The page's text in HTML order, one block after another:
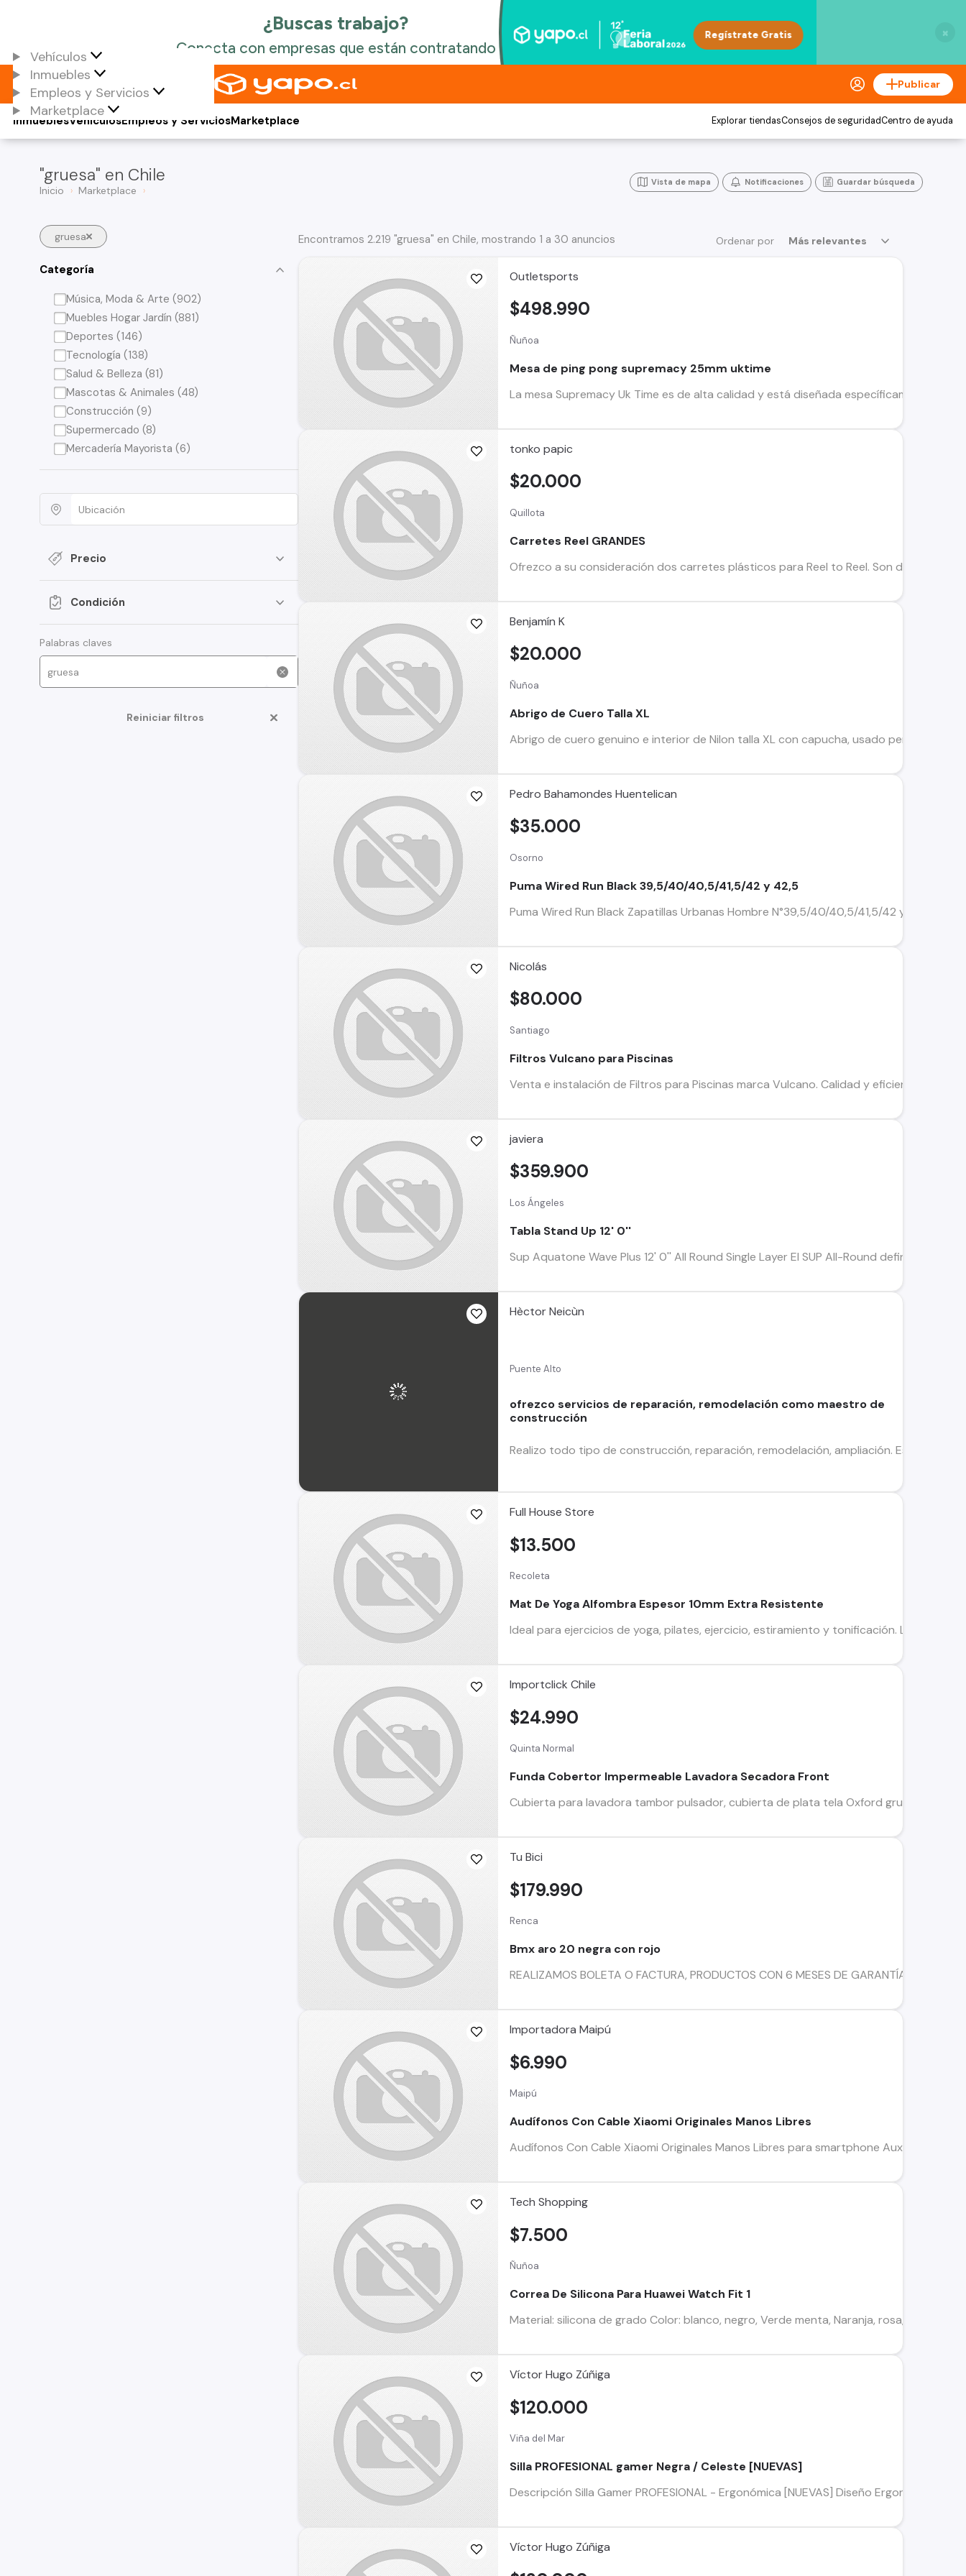
×
Vehículos
Inmuebles
Empleos y Servicios
Marketplace
Publicar
Vehículos
Inmuebles Empleos y ServiciosMarketplace Explorar tiendasConsejos de seguridadCentro de ayuda
"gruesa" en Chile
Inicio Marketplace
Vista de mapa Notificaciones Guardar búsqueda
gruesa
Categoría
Música, Moda & Arte (902)
Muebles Hogar Jardín (881)
Deportes (146)
Tecnología (138)
Salud & Belleza (81)
Mascotas & Animales (48)
Construcción (9)
Supermercado (8)
Mercadería Mayorista (6)
Precio
Condición
Palabras claves
Reiniciar filtros
Ordenar por Más relevantes
Encontramos 2.219 "gruesa" en Chile, mostrando 1 a 30 anuncios
Outletsports
Ñuñoa
Mesa de ping pong supremacy 25mm uktime
La mesa Supremacy Uk Time es de alta calidad y está diseñada específicamente
$498.990
tonko papic
Quillota
Carretes Reel GRANDES
Ofrezco a su consideración dos carretes plásticos para Reel to Reel. Son de 8 1/2"
$20.000
Benjamín K
Ñuñoa
Abrigo de Cuero Talla XL
Abrigo de cuero genuino e interior de Nilon talla XL con capucha, usado pero en
$20.000
Pedro Bahamondes Huentelican
Osorno
Puma Wired Run Black 39,5/40/40,5/41,5/42 y 42,5
Puma Wired Run Black Zapatillas Urbanas Hombre N°39,5/40/40,5/41,5/42 y 42,5
$35.000
Nicolás
Santiago
Filtros Vulcano para Piscinas
Venta e instalación de Filtros para Piscinas marca Vulcano. Calidad y eficiencia en
$80.000
javiera
Los Ángeles
Tabla Stand Up 12' 0''
Sup Aquatone Wave Plus 12' 0'' All Round Single Layer El SUP All-Round definitivo
$359.900
Hèctor Neicùn
Puente Alto
ofrezco servicios de reparación, remodelación como maestro de
construcción
Realizo todo tipo de construcción, reparación, remodelación, ampliación.
Full House Store
Recoleta
Mat De Yoga Alfombra Espesor 10mm Extra Resistente
Ideal para ejercicios de yoga, pilates, ejercicio, estiramiento y tonificación. La
$13.500
Importclick Chile
Quinta Normal
Funda Cobertor Impermeable Lavadora Secadora Front
Cubierta para lavadora tambor pulsador, cubierta de plata tela Oxford gruesa
$24.990
Tu Bici
Renca
Bmx aro 20 negra con rojo
REALIZAMOS BOLETA O FACTURA, PRODUCTOS CON 6 MESES DE GARANTÍA,
$179.990
Importadora Maipú
Maipú
Audífonos Con Cable Xiaomi Originales Manos Libres
Audífonos Con Cable Xiaomi Originales Manos Libres para smartphone Auxiliar Jack 3.5
$6.990
Tech Shopping
Ñuñoa
Correa De Silicona Para Huawei Watch Fit 1
Material: silicona de grado Color: blanco, negro, Verde menta, Naranja, rosa, azul
$7.500
Víctor Hugo Zúñiga
Viña del Mar
Silla PROFESIONAL gamer Negra / Celeste [NUEVAS]
Descripción Silla Gamer PROFESIONAL - Ergonómica [NUEVAS] Diseño Ergonómico,
$120.000
Víctor Hugo Zúñiga